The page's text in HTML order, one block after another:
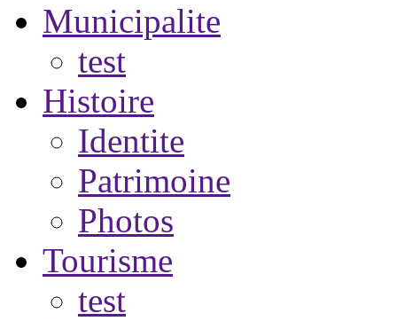
Municipalite
test
Histoire
Identite
Patrimoine
Photos
Tourisme
test